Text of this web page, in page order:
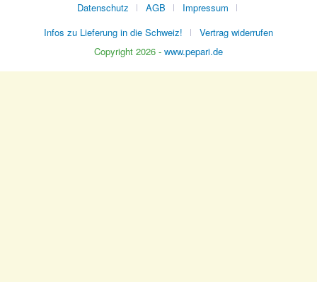
Datenschutz
AGB
Impressum
Infos zu Lieferung in die Schweiz!
Vertrag widerrufen
Copyright 2026 - www.pepari.de